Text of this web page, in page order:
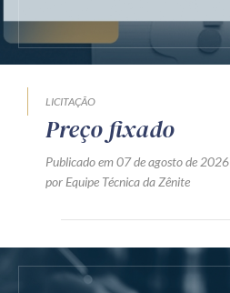
LICITAÇÃO
Preço fixado
Publicado em 07 de agosto de 2026
por Equipe Técnica da Zênite